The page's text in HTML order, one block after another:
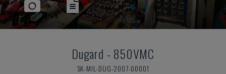
Dugard - 850VMC
SK-MIL-DUG-2007-00001